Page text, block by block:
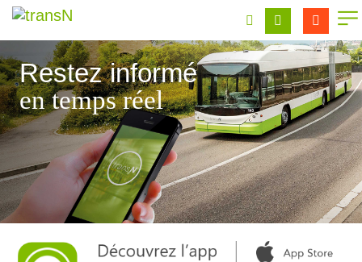
Restez informé
en temps réel